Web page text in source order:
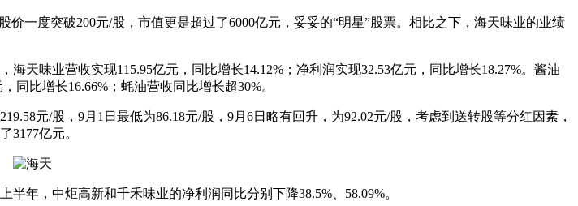
度突破200元/股，市值更是超过了6000亿元，妥妥的“明星”股票。相比之下，海天味业的业绩
味业营收实现115.95亿元，同比增长14.12%；净利润实现32.53亿元，同比增长18.27%。酱油
同比增长16.66%；蚝油营收同比增长超30%。
元/股，9月1日最低为86.18元/股，9月6日略有回升，为92.02元/股，考虑到送转股等分红因素，
3177亿元。
，中炬高新和千禾味业的净利润同比分别下降38.5%、58.09%。